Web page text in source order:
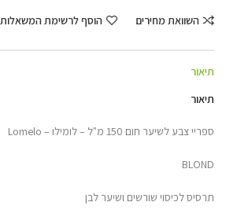
השוואת מחירים הוסף לרשימת המשאלות
תיאור
תיאור
ספריי צבע לשיער חום 150 מ"ל – לומילו – Lomelo
BLOND
תרסיס לכיסוי שורשים ושיער לבן